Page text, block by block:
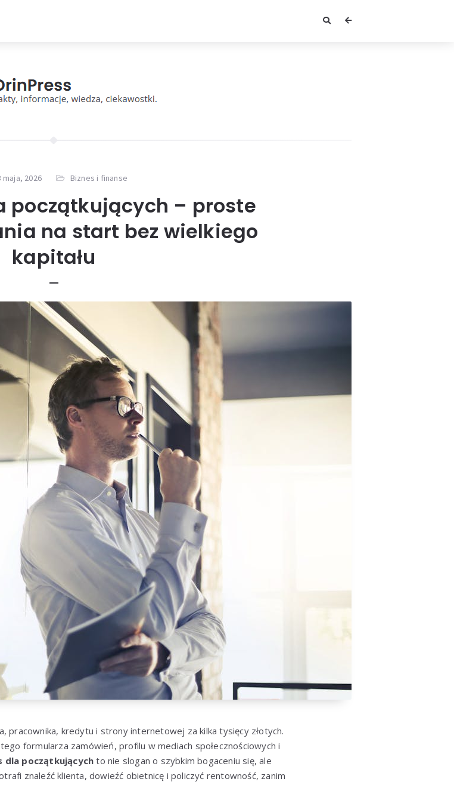
maja, 2026 Biznes i finanse
początkujących – proste
na start bez wielkiego
kapitału
pracownika, kredytu i strony internetowej za kilka tysięcy złotych.
formularza zamówień, profilu w mediach społecznościowych i
dla początkujących to nie slogan o szybkim bogaceniu się, ale
znaleźć klienta, dowieźć obietnicę i policzyć rentowność, zanim